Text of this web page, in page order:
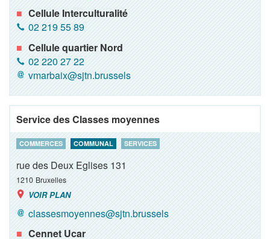
Cellule Interculturalité
02 219 55 89
Cellule quartier Nord
02 220 27 22
vmarbaix@sjtn.brussels
Service des Classes moyennes
COMMERCES COMMUNAL SERVICES
rue des Deux Eglises 131
1210 Bruxelles
VOIR PLAN
classesmoyennes@sjtn.brussels
Cennet Ucar